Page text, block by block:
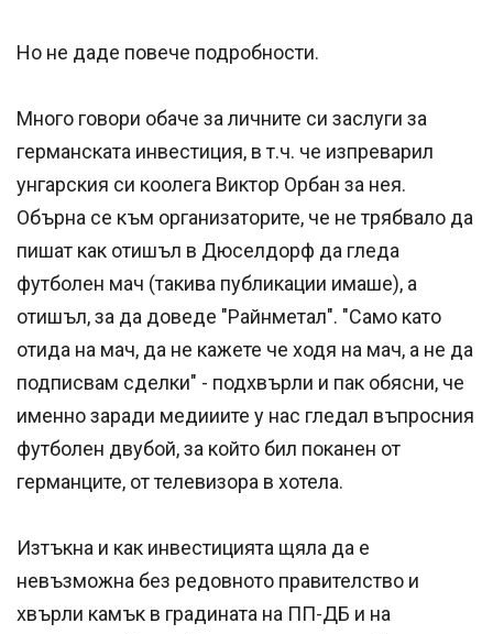
Но не даде повече подробности.
Много говори обаче за личните си заслуги за
германската инвестиция, в т.ч. че изпреварил
унгарския си коолега Виктор Орбан за нея.
Обърна се към организаторите, че не трябвало да
пишат как отишъл в Дюселдорф да гледа
футболен мач (такива публикации имаше), а
отишъл, за да доведе "Райнметал". "Само като
отида на мач, да не кажете че ходя на мач, а не да
подписвам сделки" - подхвърли и пак обясни, че
именно заради медииите у нас гледал въпросния
футболен двубой, за който бил поканен от
германците, от телевизора в хотела.
Изтъкна и как инвестицията щяла да е
невъзможна без редовното правителство и
хвърли камък в градината на ПП-ДБ и на